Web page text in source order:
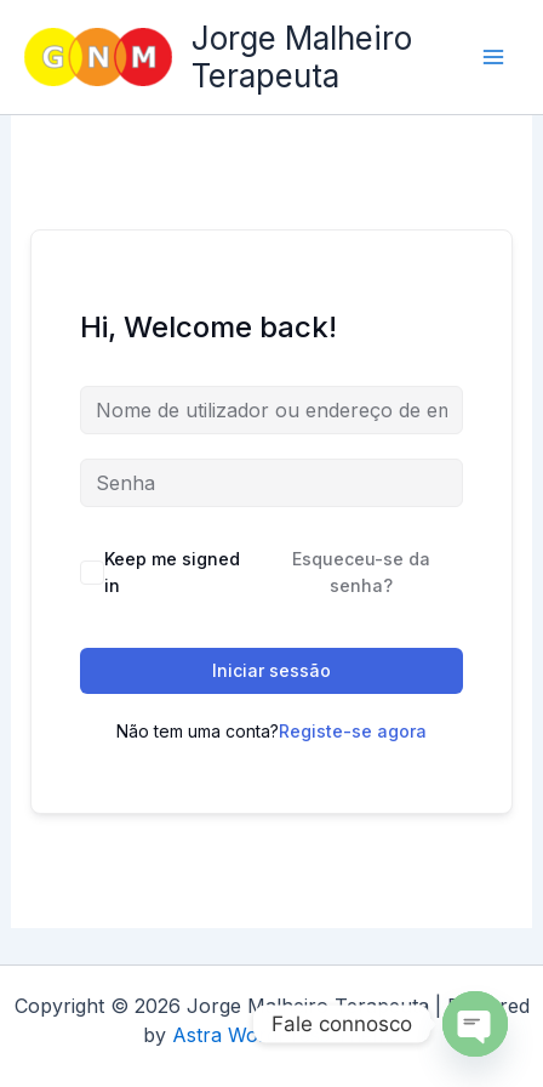
content
Jorge Malheiro
Terapeuta
Hi, Welcome back!
Keep me signed
in
Esqueceu-se da
senha?
Iniciar sessão
Não tem uma conta?Registe-se agora
Copyright © 2026 Jorge Malheiro Terapeuta | Powered
by Astra WordPress Theme
Fale connosco